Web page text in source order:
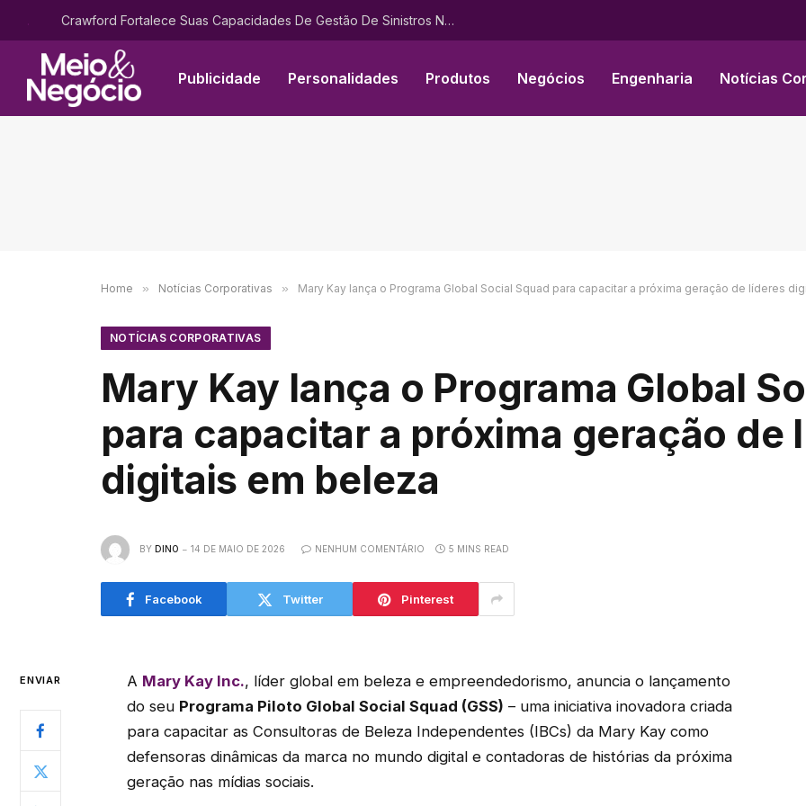
. Crawford Fortalece Suas Capacidades De Gestão De Sinistros Na Colômbia Com a Incorporação Da Equipe Da Asegúrate
Publicidade Personalidades Produtos Negócios Engenharia Notícias
Home » Notícias Corporativas » Mary Kay lança o Programa Global Social Squad para capacitar a próxima geração de líderes
NOTÍCIAS CORPORATIVAS
Mary Kay lança o Programa Global
para capacitar a próxima geração de
digitais em beleza
BY DINO 14 DE MAIO DE 2026 NENHUM COMENTÁRIO 5 MINS READ
Facebook Twitter Pinterest
ENVIAR A Mary Kay Inc., líder global em beleza e empreendedorismo, anuncia o lançamento
do seu Programa Piloto Global Social Squad (GSS) – uma iniciativa inovadora criada
para capacitar as Consultoras de Beleza Independentes (IBCs) da Mary Kay como
defensoras dinâmicas da marca no mundo digital e contadoras de histórias da próxima
geração nas mídias sociais.